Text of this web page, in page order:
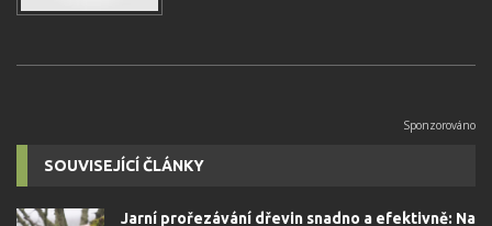
SOUVISEJÍCÍ ČLÁNKY
Jarní prořezávání dřevin snadno a efektivně: Na